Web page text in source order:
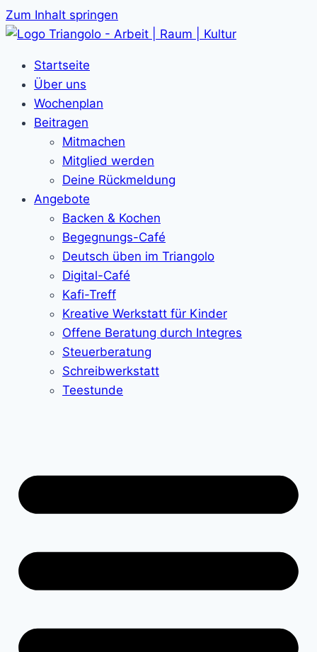
Zum Inhalt springen
Startseite
Über uns
Wochenplan
Beitragen
Mitmachen
Mitglied werden
Deine Rückmeldung
Angebote
Backen & Kochen
Begegnungs-Café
Deutsch üben im Triangolo
Digital-Café
Kafi-Treff
Kreative Werkstatt für Kinder
Offene Beratung durch Integres
Steuerberatung
Schreibwerkstatt
Teestunde